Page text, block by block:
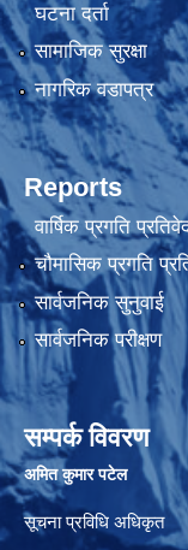
घटना दर्ता
सामाजिक सुरक्षा
नागरिक वडापत्र
Reports
वार्षिक प्रगति
चौमासिक प्रगति
सार्वजनिक सुनुवाई
सार्वजनिक परीक्षण
सम्पर्क विवरण
अमित कुमार पटेल
सूचना प्रविधि अधिकृत